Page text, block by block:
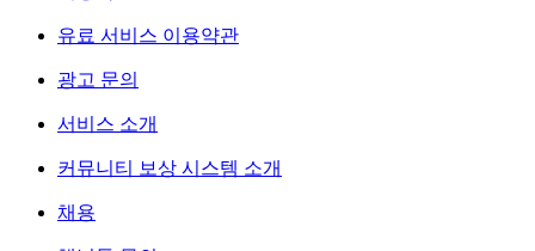
유료 서비스 이용약관
광고 문의
서비스 소개
커뮤니티 보상 시스템 소개
채용